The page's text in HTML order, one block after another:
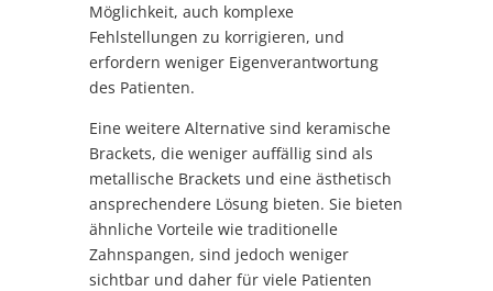
Möglichkeit, auch komplexe
Fehlstellungen zu korrigieren, und
erfordern weniger Eigenverantwortung
des Patienten.
Eine weitere Alternative sind keramische
Brackets, die weniger auffällig sind als
metallische Brackets und eine ästhetisch
ansprechendere Lösung bieten. Sie bieten
ähnliche Vorteile wie traditionelle
Zahnspangen, sind jedoch weniger
sichtbar und daher für viele Patienten